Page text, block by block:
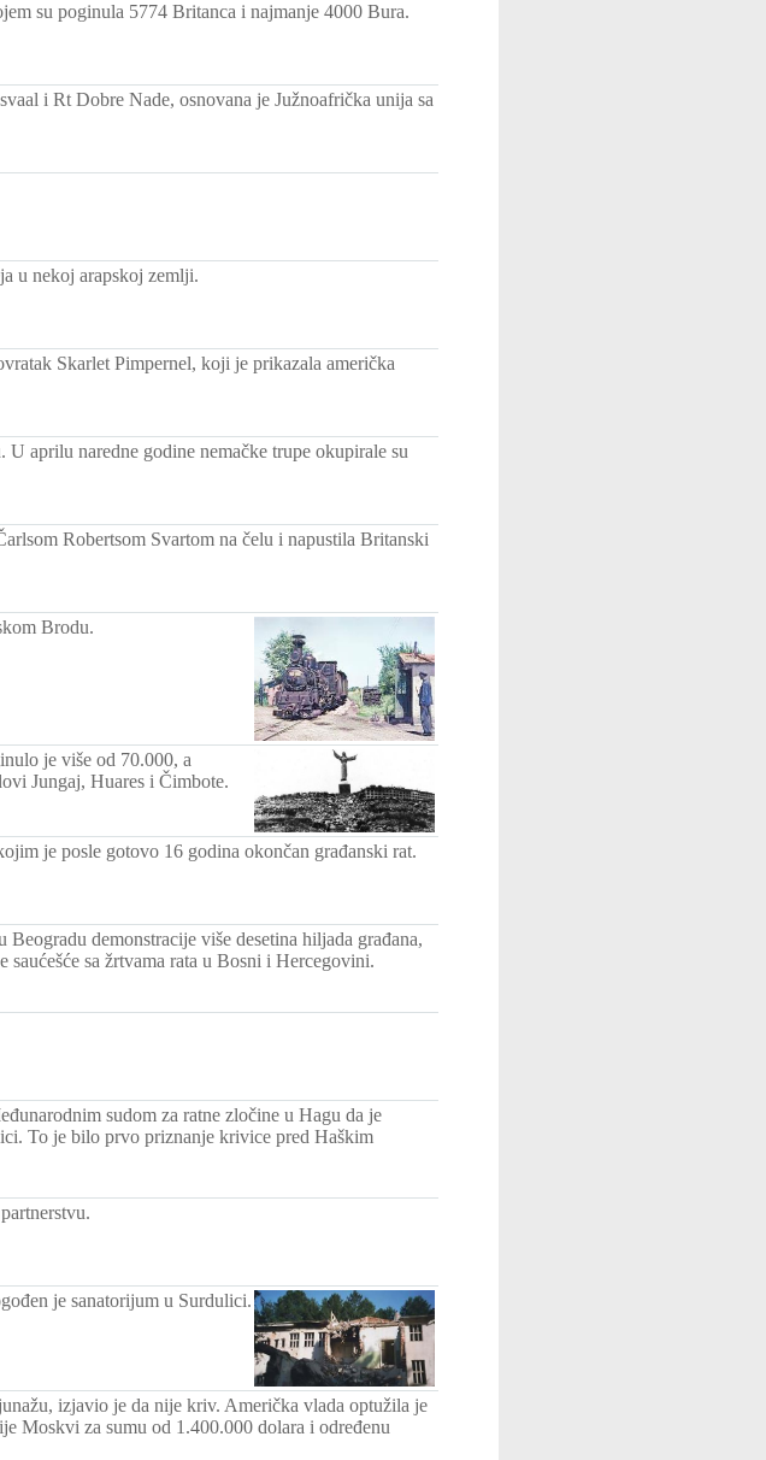
su poginula 5774 Britanca i najmanje 4000 Bura.
i Rt Dobre Nade, osnovana je Južnoafrička unija sa
u nekoj arapskoj zemlji.
Skarlet Pimpernel, koji je prikazala američka
aprilu naredne godine nemačke trupe okupirale su
Robertsom Svartom na čelu i napustila Britanski
Brodu.
je više od 70.000, a
Jungaj, Huares i Čimbote.
je posle gotovo 16 godina okončan građanski rat.
demonstracije više desetina hiljada građana,
sa žrtvama rata u Bosni i Hercegovini.
sudom za ratne zločine u Hagu da je
To je bilo prvo priznanje krivice pred Haškim
je sanatorijum u Surdulici.
izjavio je da nije kriv. Američka vlada optužila je
Moskvi za sumu od 1.400.000 dolara i određenu